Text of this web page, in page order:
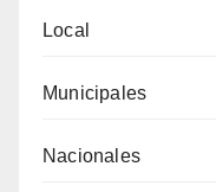
Local
Municipales
Nacionales